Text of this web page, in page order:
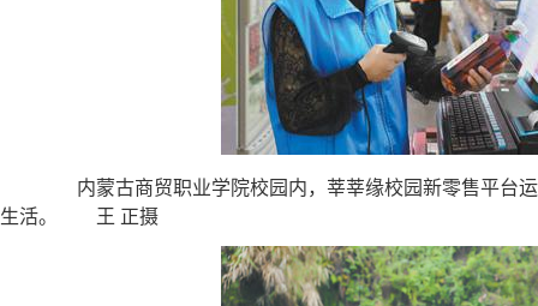
内蒙古商贸职业学院校园内，莘莘缘校园新零售平台运
生活。 王 正摄